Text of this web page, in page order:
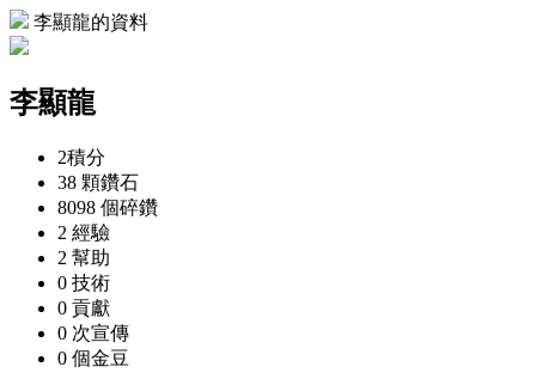
李顯龍的資料
李顯龍
2積分
38 顆鑽石
8098 個碎鑽
2 經驗
2 幫助
0 技術
0 貢獻
0 次宣傳
0 個金豆